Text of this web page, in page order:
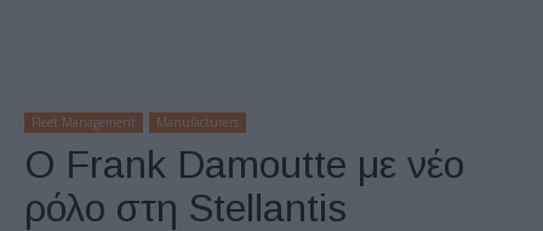
Fleet Management Manufacturers
Ο Frank Damoutte με νέο
ρόλο στη Stellantis